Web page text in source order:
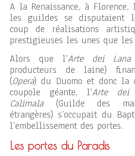
A la Renaissance, à
les guildes se disputaient
coup de réalisations
prestigieuses les unes que les
Alors que l’Arte dei Lana
producteurs de laine)
(Opera) du Duomo et donc la
coupole géante, l’Arte dei
Calimala(Guilde des
étrangères) s’occupait du
l’embellissement des portes.
Les portes du Paradis